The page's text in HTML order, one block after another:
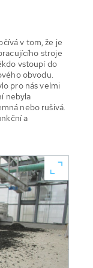
v tom, že je
stroje
vstoupí do
obvodu.
pro nás velmi
nebyla
nebo rušivá.
a